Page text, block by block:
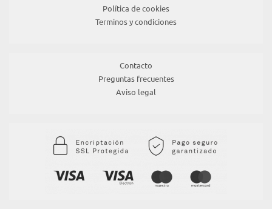
Política de cookies
Terminos y condiciones
Contacto
Preguntas frecuentes
Aviso legal